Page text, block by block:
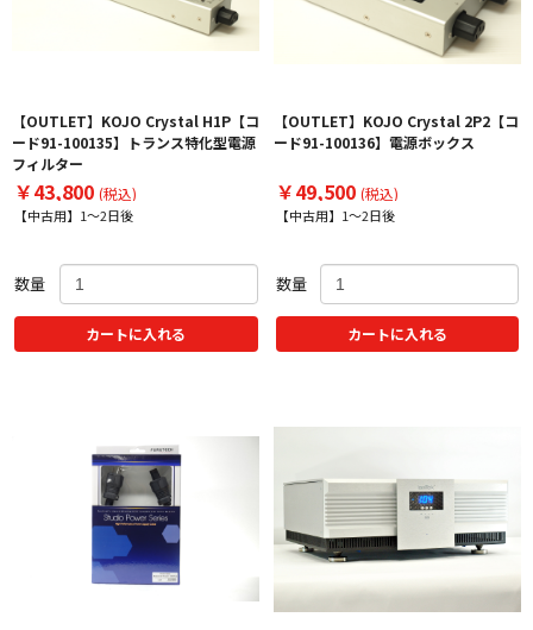
【OUTLET】KOJO Crystal H1P【コ
ード91-100135】トランス特化型電源
フィルター
￥43,800 (税込)
【中古用】1～2日後
数量
カートに入れる
【OUTLET】KOJO Crystal 2P2【コ
ード91-100136】電源ボックス
￥49,500 (税込)
【中古用】1～2日後
数量
カートに入れる